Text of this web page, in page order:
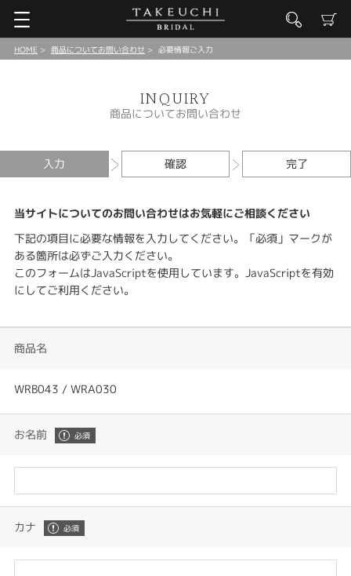
HOME 商品についてお問い合わせ 必要情報ご入力
INQUIRY
商品についてお問い合わせ
入力 確認 完了
当サイトについてのお問い合わせはお気軽にご相談ください
下記の項目に必要な情報を入力してください。「必須」マークが
ある箇所は必ずご入力ください。
このフォームはJavaScriptを使用しています。JavaScriptを有効
にしてご利用ください。
商品名
WRB043 / WRA030
お名前
カナ